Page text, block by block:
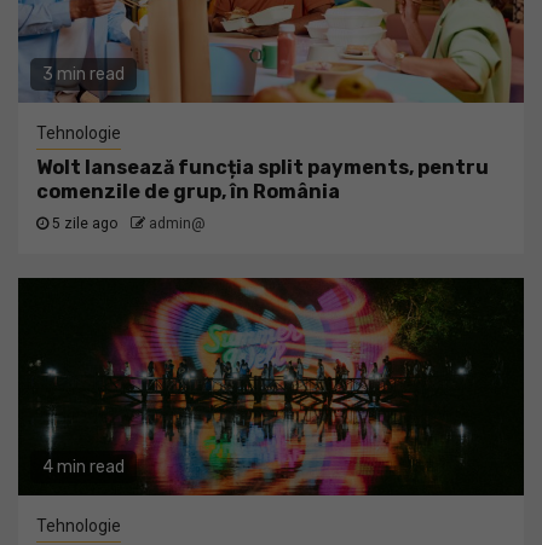
3 min read
Tehnologie
Wolt lansează funcția split payments, pentru
comenzile de grup, în România
5 zile ago admin@
4 min read
Tehnologie